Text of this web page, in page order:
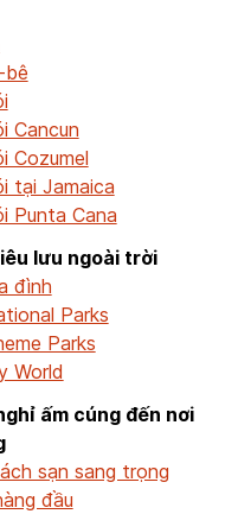
bê
Cancun
Cozumel
tại Jamaica
Punta Cana
lưu ngoài trời
đình
Parks
Parks
World
ấm cúng đến nơi
sạn sang trọng
đầu